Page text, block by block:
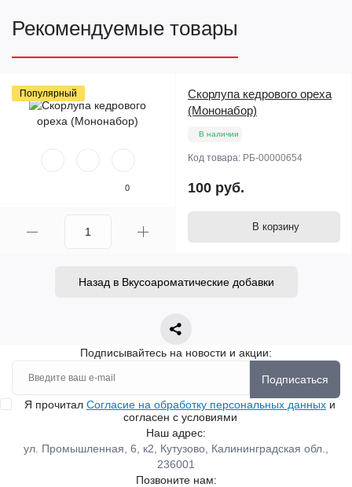
Рекомендуемые товары
Популярный
0
Скорлупа кедрового ореха
(Мононабор)
В наличии
Код товара: РБ-00000654
100 руб.
В корзину
Назад в Вкусоароматические добавки
Подписывайтесь на новости и акции:
Подписаться
Я прочитал Согласие на обработку персональных данных и
согласен с условиями
Наш адрес:
ул. Промышленная, 6, к2, Кутузово, Калининградская обл.,
236001
Позвоните нам: